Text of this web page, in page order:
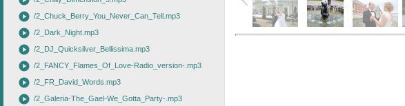
play_circle /2_Chuck_Berry_You_Never_Can_Tell.mp3
play_circle /2_Dark_Night.mp3
play_circle /2_DJ_Quicksilver_Bellissima.mp3
play_circle /2_FANCY_Flames_Of_Love-Radio_version-.mp3
play_circle /2_FR_David_Words.mp3
play_circle /2_Galeria-The_Gael-We_Gotta_Party-.mp3